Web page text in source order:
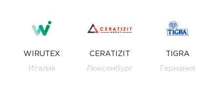
WIRUTEX
Италия
CERATIZIT
Люксембург
TIGRA
Германия